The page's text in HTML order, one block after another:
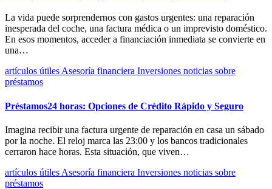
La vida puede sorprendernos con gastos urgentes: una reparación
inesperada del coche, una factura médica o un imprevisto doméstico.
En esos momentos, acceder a financiación inmediata se convierte en
una…
artículos útiles Asesoría financiera Inversiones noticias sobre
préstamos
Préstamos24 horas: Opciones de Crédito Rápido y Seguro
Imagina recibir una factura urgente de reparación en casa un sábado
por la noche. El reloj marca las 23:00 y los bancos tradicionales
cerraron hace horas. Esta situación, que viven…
artículos útiles Asesoría financiera Inversiones noticias sobre
préstamos